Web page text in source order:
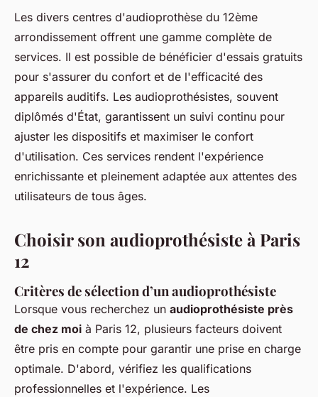
Les divers centres d'audioprothèse du 12ème
arrondissement offrent une gamme complète de
services. Il est possible de bénéficier d'essais gratuits
pour s'assurer du confort et de l'efficacité des
appareils auditifs. Les audioprothésistes, souvent
diplômés d'État, garantissent un suivi continu pour
ajuster les dispositifs et maximiser le confort
d'utilisation. Ces services rendent l'expérience
enrichissante et pleinement adaptée aux attentes des
utilisateurs de tous âges.
Choisir son audioprothésiste à Paris
12
Critères de sélection d’un audioprothésiste
Lorsque vous recherchez un audioprothésiste près
de chez moi à Paris 12, plusieurs facteurs doivent
être pris en compte pour garantir une prise en charge
optimale. D'abord, vérifiez les qualifications
professionnelles et l'expérience. Les